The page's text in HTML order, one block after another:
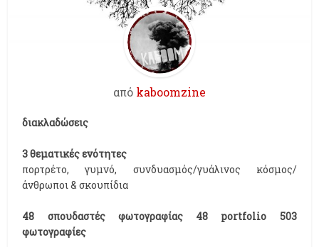
από kaboomzine
διακλαδώσεις
3 θεματικές ενότητες
πορτρέτο, γυμνό, συνδυασμός/γυάλινος κόσμος/
άνθρωποι & σκουπίδια
48 σπουδαστές φωτογραφίας 48 portfolio 503
φωτογραφίες